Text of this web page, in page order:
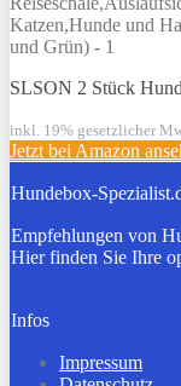
SLSON 2 Stück
inkl. 19% gesetzlicher
Jetzt bei Amazon
Hundebox-
Empfehlungen von
Hier finden Sie Ihre
Infos
Impressum